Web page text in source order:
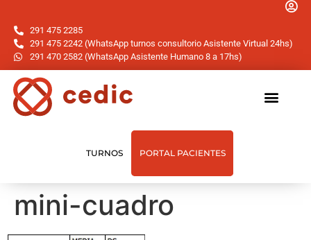
291 475 2285
291 475 2242 (WhatsApp turnos consultorio Asistente Virtual 24hs)
291 470 2582 (WhatsApp Asistente Humano 8 a 17hs)
TURNOS PORTAL PACIENTES
mini-cuadro